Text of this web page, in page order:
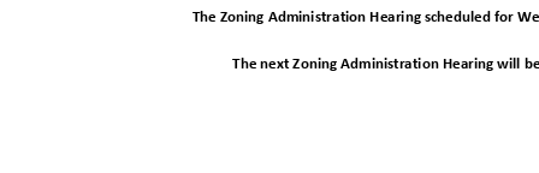
The Zoning Administration Hearing scheduled for
The next Zoning Administration Hearing will